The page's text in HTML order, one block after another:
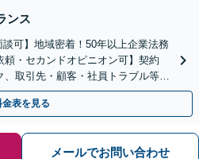
ンス
談可】地域密着！50年以上企業法務
・セカンドオピニオン可】契約
取引先・顧客・社員トラブル等、
約で休日・夜間対応】
金表を見る
メールでお問い合わせ